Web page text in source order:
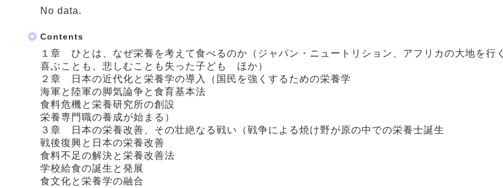
No data.
Contents
１章 ひとは、なぜ栄養を考えて食べるのか（ジャパン・ニュートリション、アフリカの大地を行く
喜ぶことも、悲しむことも失った子ども ほか）
２章 日本の近代化と栄養学の導入（国民を強くするための栄養学
海軍と陸軍の脚気論争と食育基本法
食料危機と栄養研究所の創設
栄養専門職の養成が始まる）
３章 日本の栄養改善、その壮絶なる戦い（戦争による焼け野が原の中での栄養士誕生
戦後復興と日本の栄養改善
食料不足の解決と栄養改善法
学校給食の誕生と発展
食文化と栄養学の融合